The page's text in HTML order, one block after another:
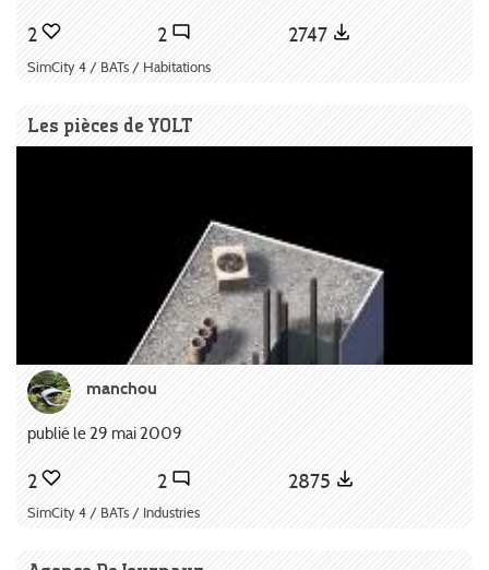
2 2 2747
SimCity 4 / BATs / Habitations
Les pièces de YOLT
manchou
publié le 29 mai 2009
2 2 2875
SimCity 4 / BATs / Industries